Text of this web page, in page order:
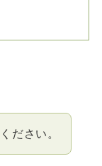
ださい。